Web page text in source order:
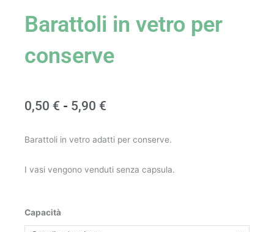
Barattoli in vetro per
conserve
0,50 € - 5,90 €
da
a
Barattoli in vetro adatti per conserve.
I vasi vengono venduti senza capsula.
Capacità
Barattoli
in